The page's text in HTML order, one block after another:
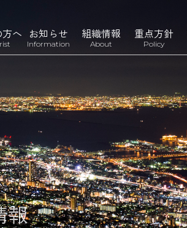
へ お知らせ
Information
組織情報
About
重点方針
Policy
報